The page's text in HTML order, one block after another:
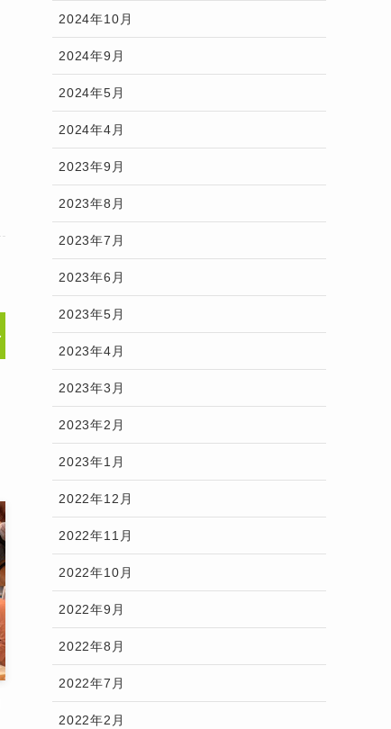
2024年10月
2024年9月
2024年5月
2024年4月
2023年9月
2023年8月
2023年7月
2023年6月
2023年5月
2023年4月
2023年3月
2023年2月
2023年1月
2022年12月
2022年11月
2022年10月
2022年9月
2022年8月
2022年7月
2022年2月